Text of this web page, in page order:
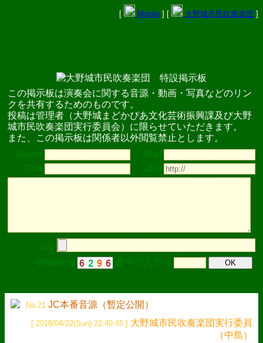
[ Mobile ] [ 大野城市民吹奏楽団 ]
この掲示板は演奏会に関する音源・動画・写真などのリン
クを共有するためのものです。
投稿は管理者（大野城まどかぴあ文化芸術振興課及び大野
城市民吹奏楽団実行委員会）に限らせていただきます。
また、この掲示板は関係者以外閲覧禁止とします。
Name
Mail
Title
URL
File
WriteKey
数字で入力⇒
No.21 JC本番音源（暫定公開）
[ 2018/04/22(Sun) 22:40:45 ] 大野城市民吹奏楽団実行委員
（中島）